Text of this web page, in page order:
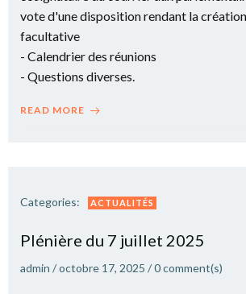
vote d'une disposition rendant la
facultative
- Calendrier des réunions
- Questions diverses.
READ MORE
Categories: ACTUALITÉS
Plé­nière du 7 juillet 2025
admin /octobre 17, 2025 /0comment(s)